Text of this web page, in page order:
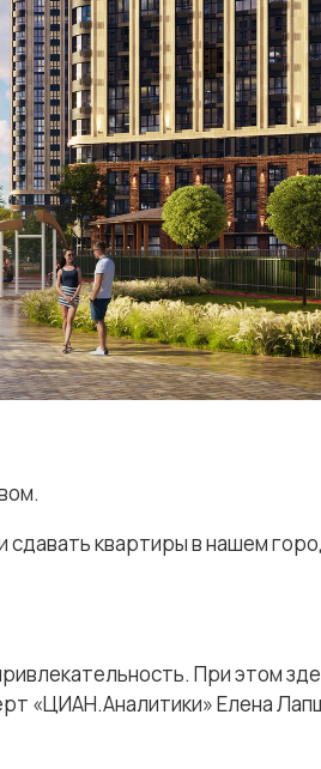
квартиры в нашем
При этом
«ЦИАН.Аналитики» Елена